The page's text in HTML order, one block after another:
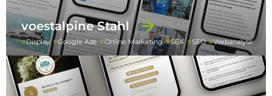
voestalpine Stahl
Display Google Ads Online Marketing SEA SEO Webanalyse